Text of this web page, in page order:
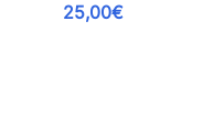
25,00€